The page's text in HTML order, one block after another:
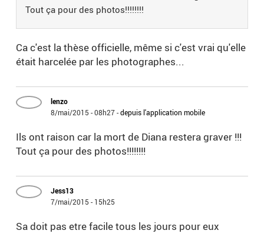
Tout ça pour des photos!!!!!!!!
Ca c'est la thèse officielle, même si c'est vrai qu'elle
était harcelée par les photographes...
lenzo
8/mai/2015 - 08h27-depuis l'application mobile
Ils ont raison car la mort de Diana restera graver !!!
Tout ça pour des photos!!!!!!!!
Jess13
7/mai/2015 - 15h25
Sa doit pas etre facile tous les jours pour eux